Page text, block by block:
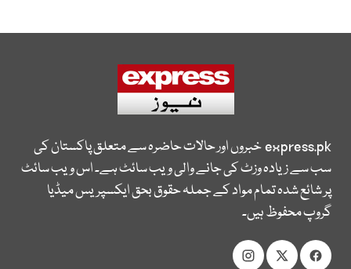
express.pkخبروں اور حالات حاضرہ سے متعلق پاکستان کی
سب سے زیادہ وزٹ کی جانے والی ویب سائٹ ہے۔ اس ویب سائٹ
پر شائع شدہ تمام مواد کے جملہ حقوق بحق ایکسپریس میڈیا
گروپ محفوظ ہیں۔